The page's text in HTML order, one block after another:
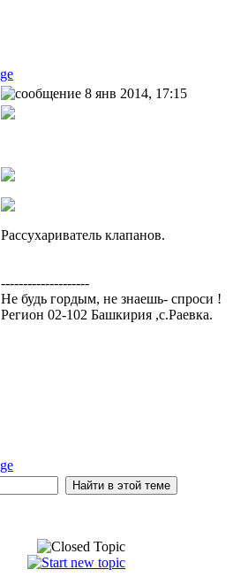
8 янв 2014, 17:15
Рассухариватель клапанов.
--------------------
Не будь гордым, не знаешь- спроси !
Регион 02-102 Башкирия ,с.Раевка.